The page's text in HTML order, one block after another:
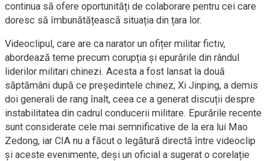
continua să ofere oportunități de colaborare pentru cei care
doresc să îmbunătățească situația din țara lor.
Videoclipul, care are ca narator un ofițer militar fictiv,
abordează teme precum corupția și epurările din rândul
liderilor militari chinezi. Acesta a fost lansat la două
săptămâni după ce președintele chinez, Xi Jinping, a demis
doi generali de rang înalt, ceea ce a generat discuții despre
instabilitatea din cadrul conducerii militare. Epurările recente
sunt considerate cele mai semnificative de la era lui Mao
Zedong, iar CIA nu a făcut o legătură directă între videoclip
și aceste evenimente, deși un oficial a sugerat o corelație